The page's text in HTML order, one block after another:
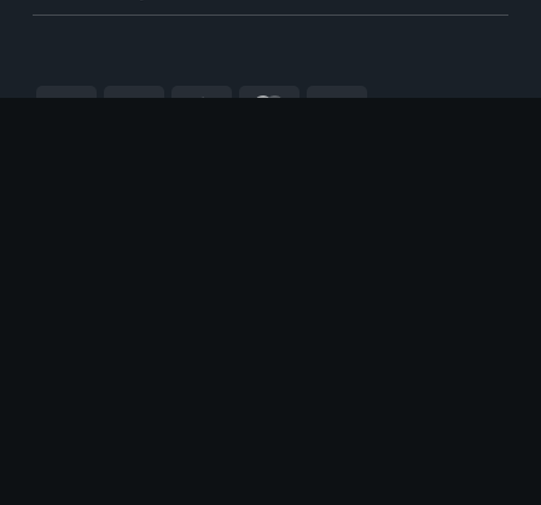
Visa PayPalStripe MasterCard
Cash